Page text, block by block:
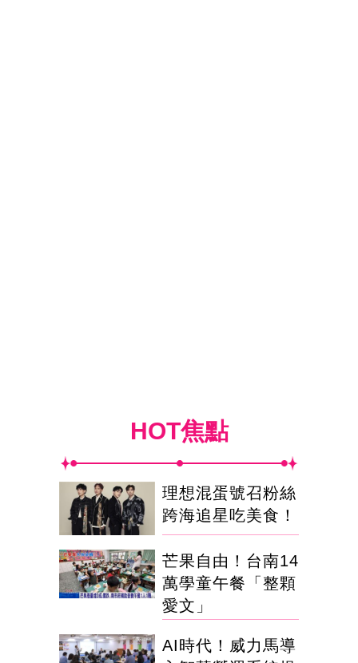
HOT焦點
理想混蛋號召粉絲
跨海追星吃美食！
芒果自由！台南14
萬學童午餐「整顆
愛文」
AI時代！威力馬導